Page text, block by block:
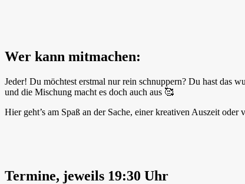
Wer kann mitmachen:
Jeder! Du möchtest erstmal nur rein schnuppern? Du hast das
und die Mischung macht es doch auch aus 🥰
Hier geht’s am Spaß an der Sache, einer kreativen Auszeit
Termine, jeweils 19:30 Uhr